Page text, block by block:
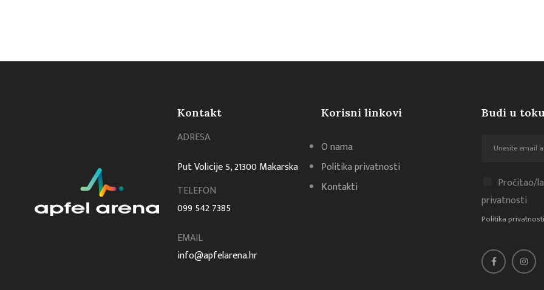
Kontakt
ADRESA
Put Volicije 5, 21300 Makarska
TELEFON
099 542 7385
EMAIL
info@apfelarena.hr
Korisni linkovi
O nama
Politika privatnosti
Kontakti
Budi u
Pročitao/
privatnosti
Politika privatnosti